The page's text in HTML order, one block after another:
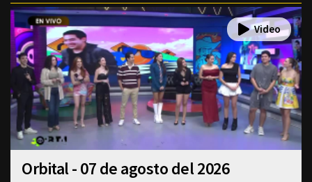
Orbital - 07 de agosto del 2026